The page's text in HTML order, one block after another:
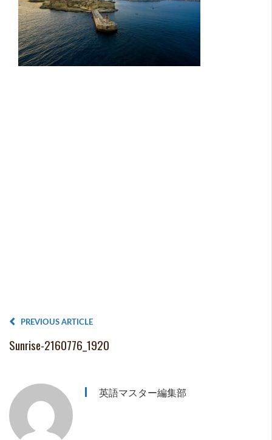
PREVIOUS ARTICLE
Sunrise-2160776_1920
英語マスター編集部